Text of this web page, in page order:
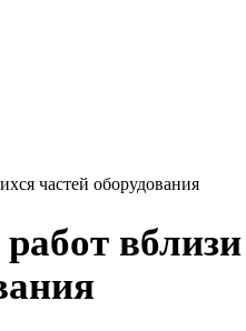
частей оборудования